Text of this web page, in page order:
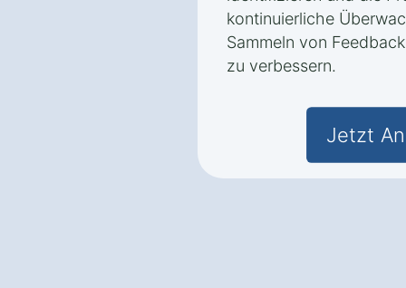
kontinuierliche
Sammeln von
zu verbessern.
Jetzt